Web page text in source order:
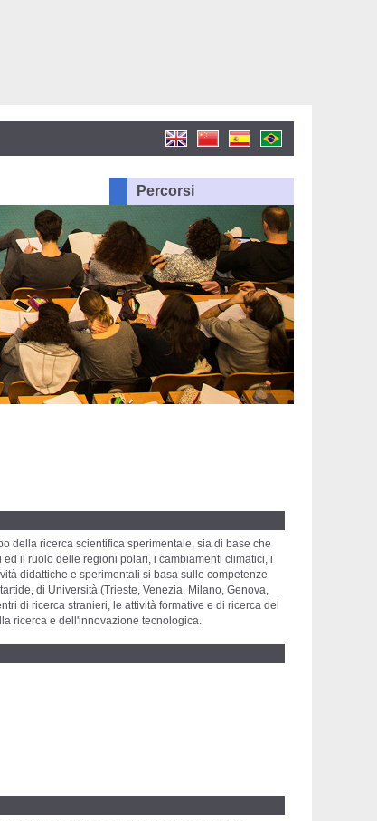
Percorsi
della ricerca scientifica sperimentale, sia di base che
il ruolo delle regioni polari, i cambiamenti climatici, i
didattiche e sperimentali si basa sulle competenze
di Università (Trieste, Venezia, Milano, Genova,
di ricerca stranieri, le attività formative e di ricerca del
ricerca e dell'innovazione tecnologica.